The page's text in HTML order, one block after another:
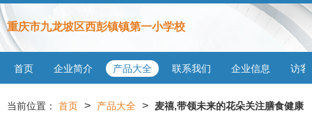
重庆市九龙坡区西彭镇镇第一小学校
首页 企业简介 产品大全 联系我们 企业信息 访客
当前位置： 首页 > 产品大全 > 麦禧,带领未来的花朵关注膳食健康